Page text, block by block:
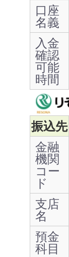
口座
名義
入金
確認
可能
時間
振込先
金融
機関
コー
ド
支店
名
預金
科目